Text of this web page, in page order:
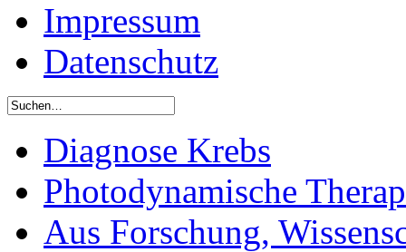
Impressum
Datenschutz
Diagnose Krebs
Photodynamische
Aus Forschung,